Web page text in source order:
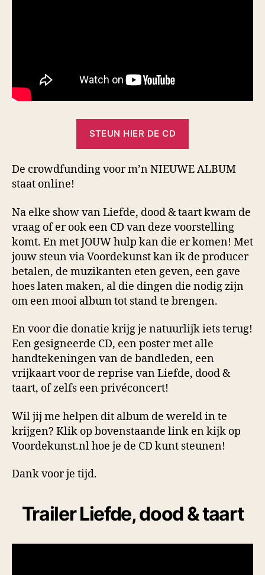
STEUN HIER DE CD
De crowdfunding voor m’n NIEUWE ALBUM
staat online!
Na elke show van Liefde, dood & taart kwam de
vraag of er ook een CD van deze voorstelling
komt. En met JOUW hulp kan die er komen! Met
jouw steun via Voordekunst kan ik de producer
betalen, de muzikanten eten geven, een gave
hoes laten maken, al die dingen die nodig zijn
om een mooi album tot stand te brengen.
En voor die donatie krijg je natuurlijk iets terug!
Een gesigneerde CD, een poster met alle
handtekeningen van de bandleden, een
vrijkaart voor de reprise van Liefde, dood &
taart, of zelfs een privéconcert!
Wil jij me helpen dit album de wereld in te
krijgen? Klik op bovenstaande link en kijk op
Voordekunst.nl hoe je de CD kunt steunen!
Dank voor je tijd.
Trailer Liefde, dood & taart